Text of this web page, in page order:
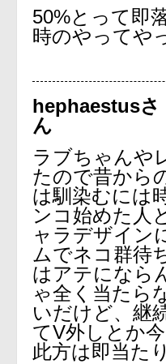
50%とって即
時のやってや
hephaestusさ
ん
ラブちゃんや
たので昔から
は馴染むには
ンコ始めた人
ャラデザイン
ムでネコ群待
はアテになら
ゃ全く当たら
いだけど、継
てV外しとか
此方は即当た